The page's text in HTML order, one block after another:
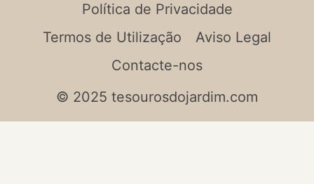
Política de Privacidade
Termos de Utilização
Aviso Legal
Contacte-nos
© 2025 tesourosdojardim.com